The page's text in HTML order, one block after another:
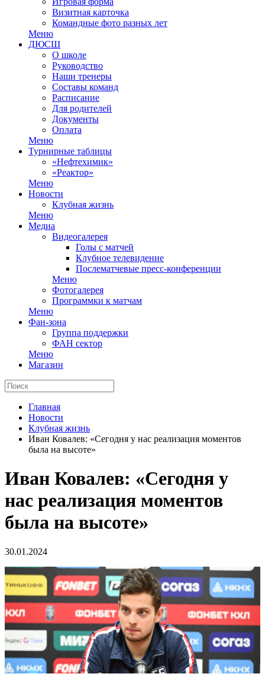
Визитная карточка
Командные фото разных лет
Меню
ДЮСШ
О школе
Руководство
Наши тренеры
Составы команд
Расписание
Для родителей
Документы
Оплата
Меню
Турнирные таблицы
«Нефтехимик»
«Реактор»
Меню
Новости
Клубная жизнь
Меню
Медиа
Видеогалерея
Голы с матчей
Клубное телевидение
Послематчевые пресс-конференции
Меню
Фотогалерея
Программки к матчам
Меню
Фан-зона
Группа поддержки
ФАН сектор
Меню
Магазин
Главная
Новости
Клубная жизнь
Иван Ковалев: «Сегодня у нас реализация моментов
была на высоте»
Иван Ковалев: «Сегодня у
нас реализация моментов
была на высоте»
30.01.2024